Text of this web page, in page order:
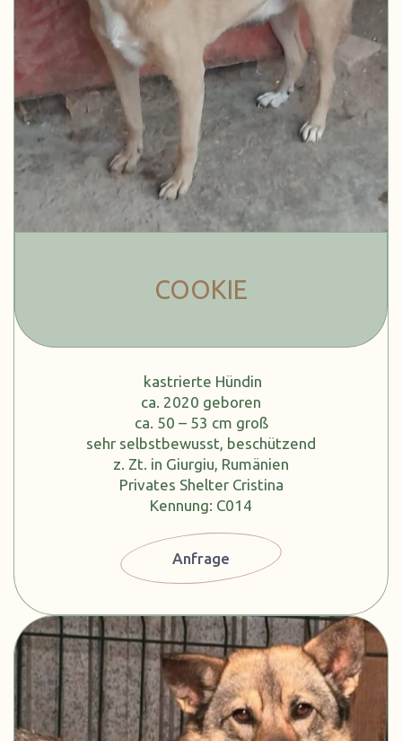
COOKIE
kastrierte Hündin
ca. 2020 geboren
ca. 50 – 53 cm groß
sehr selbstbewusst, beschützend
z. Zt. in Giurgiu, Rumänien
Privates Shelter Cristina
Kennung: C014
Anfrage